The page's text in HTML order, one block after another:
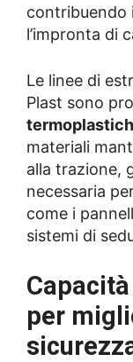
contribuendo
l’impronta di
Le linee di
Plast sono
materiali
alla trazione,
necessaria
come i
sistemi di
per